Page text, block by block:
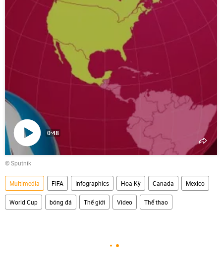
Phát
video
0:48
© Sputnik
Multimedia FIFA Infographics Hoa Kỳ Canada Mexico
World Cup bóng đá Thế giới Video Thể thao